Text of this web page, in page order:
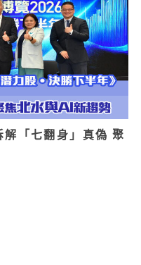
「七翻身」真偽 聚